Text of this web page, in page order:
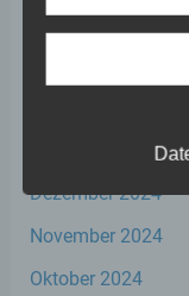
April 2025
Dezember 2024
November 2024
Oktober 2024
c)
Daten
die
die